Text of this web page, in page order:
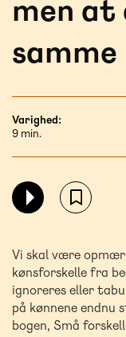
men at
samme
Varighed:
9 min.
Vi skal være
kønsforskelle fra
ignoreres eller
på kønnene endnu
bogen, Små